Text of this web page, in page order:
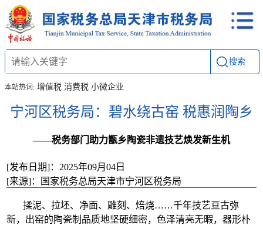
搜索
本站热词: 增值税 消费税 小微企业
宁河区税务局：碧水绕古窑 税惠润陶乡
——税务部门助力甑乡陶瓷非遗技艺焕发新生机
[发布日期]：2025年09月04日
[来源]：国家税务总局天津市宁河区税务局
揉泥、拉坯、净面、雕刻、焙烧……千年技艺亘古弥
新，出窑的陶瓷制品质地坚硬细密，色泽清亮无暇，器形朴